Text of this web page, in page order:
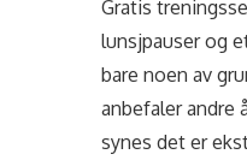
Gratis
lunsjpauser og
bare noen av
anbefaler andre
synes det er